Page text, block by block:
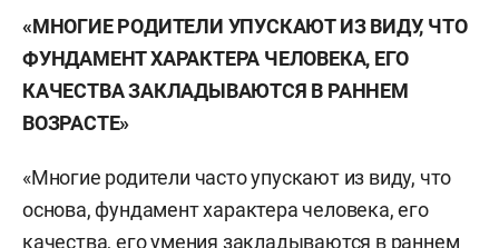
«МНОГИЕ РОДИТЕЛИ УПУСКАЮТ ИЗ ВИДУ, ЧТО
ФУНДАМЕНТ ХАРАКТЕРА ЧЕЛОВЕКА, ЕГО
КАЧЕСТВА ЗАКЛАДЫВАЮТСЯ В РАННЕМ
ВОЗРАСТЕ»
«Многие родители часто упускают из виду, что
основа, фундамент характера человека, его
качества, его умения закладываются в раннем